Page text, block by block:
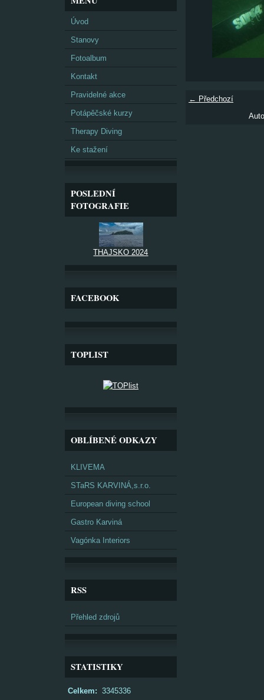
Úvod
Stanovy
Fotoalbum
Kontakt
Pravidelné akce
Potápěčské kurzy
Therapy Diving
Ke stažení
POSLEDNÍ
FOTOGRAFIE
THAJSKO 2024
FACEBOOK
TOPLIST
OBLÍBENÉ ODKAZY
KLIVEMA
STaRS KARVINÁ,s.r.o.
European diving school
Gastro Karviná
Vagónka Interiors
RSS
Přehled zdrojů
STATISTIKY
Celkem: 3345336
← Předchozí